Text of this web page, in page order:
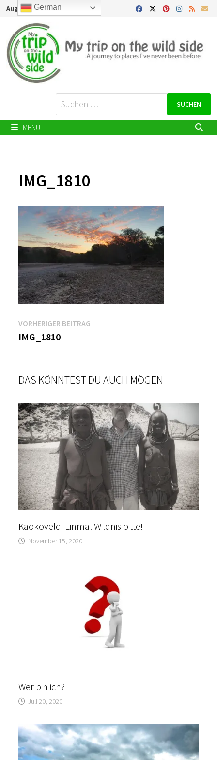
Zurück
Inhalt
August 10, 2026
Suchen
nach:
MENÜ
IMG_1810
Beitragsnavigation
VORHERIGER BEITRAG
IMG_1810
DAS KÖNNTEST DU AUCH MÖGEN
Kaokoveld: Einmal Wildnis bitte!
November 15, 2020
Wer bin ich?
Juli 20, 2020
German